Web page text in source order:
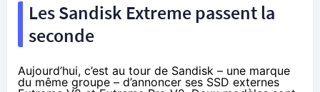
Les Sandisk Extreme passent la
seconde
Aujourd’hui, c’est au tour de Sandisk – une marque
du même groupe – d’annoncer ses SSD externes